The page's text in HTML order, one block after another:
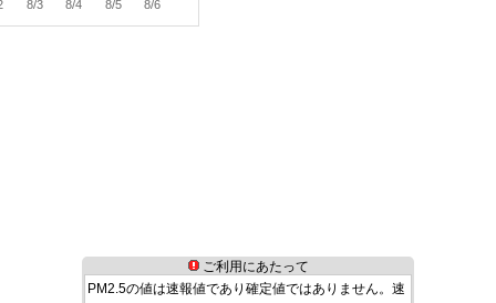
8/3 8/4 8/5 8/6
ご利用にあたって
PM2.5の値は速報値であり確定値ではありません。速